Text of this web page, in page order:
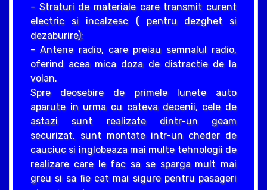
- Straturi de materiale care transmit curent
electric si incalzesc ( pentru dezghet si
dezaburire);
- Antene radio, care preiau semnalul radio,
oferind acea mica doza de distractie de la
volan.
Spre deosebire de primele lunete auto
aparute in urma cu cateva decenii, cele de
astazi sunt realizate dintr-un geam
securizat, sunt montate intr-un cheder de
cauciuc si inglobeaza mai multe tehnologii de
realizare care le fac sa se sparga mult mai
greu si sa fie cat mai sigure pentru pasageri